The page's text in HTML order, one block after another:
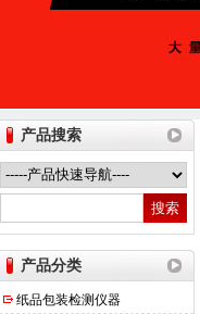
山东德瑞克仪器股份有限公司
产品搜索
产品分类
纸品包装检测仪器